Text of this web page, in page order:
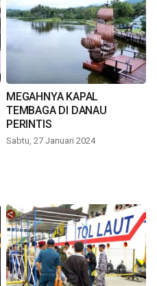
MEGAHNYA KAPAL
TEMBAGA DI DANAU
PERINTIS
Sabtu, 27 Januari 2024